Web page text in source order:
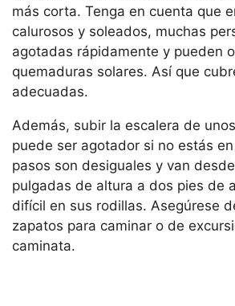
más corta. Tenga en cuenta que
calurosos y soleados, muchas
agotadas rápidamente y pueden
quemaduras solares. Así que
adecuadas.
Además, subir la escalera de
puede ser agotador si no estás
pasos son desiguales y van
pulgadas de altura a dos pies de
difícil en sus rodillas. Asegúrese
zapatos para caminar o de
caminata.